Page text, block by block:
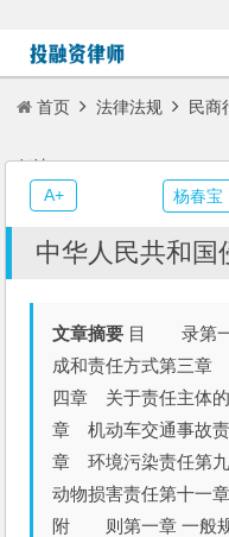
首页 法律法规 民商
任法
中华人民共和国
文章摘要 目 录第一
成和责任方式第三章
四章 关于责任主体
章 机动车交通事故
章 环境污染责任第
动物损害责任第十
附 则第一章 一般
杨春宝
A+